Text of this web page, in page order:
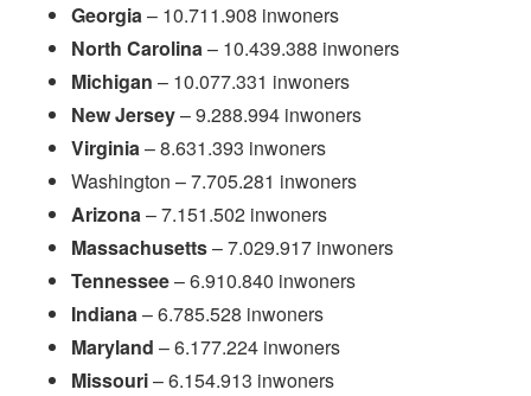
Georgia– 10.711.908 inwoners
North Carolina– 10.439.388 inwoners
Michigan – 10.077.331 inwoners
New Jersey– 9.288.994 inwoners
Virginia– 8.631.393 inwoners
Washington – 7.705.281 inwoners
Arizona– 7.151.502 inwoners
Massachusetts– 7.029.917 inwoners
Tennessee– 6.910.840 inwoners
Indiana– 6.785.528 inwoners
Maryland – 6.177.224 inwoners
Missouri– 6.154.913 inwoners